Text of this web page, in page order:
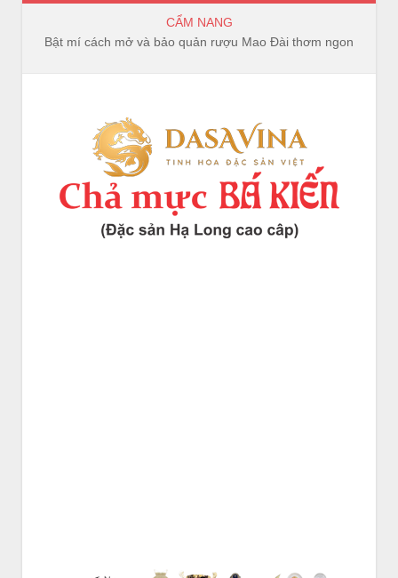
CẨM NANG
Bật mí cách mở và bảo quản rượu Mao Đài thơm ngon, trọn vị